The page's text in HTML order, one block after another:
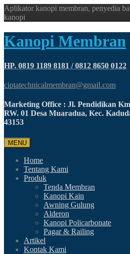
Aplikator kanopi membran, penyedia
kanopi
Kanopi Membran
HP. 0819 1189 8181 / 0812 8650 0122
ciptatechnicalmembran@gmail.com
Marketing Office : Jl. Pendidikan
RW. 01 Desa Muaradua, Kec.
43153
MENU
Home
Tentang Kami
Produk
Tenda Membran
Kanopi Kain
Awning Gulung
Alderon
Kanopi Policarbonate
Pagar & Railing
Artikel
Kontak Kami